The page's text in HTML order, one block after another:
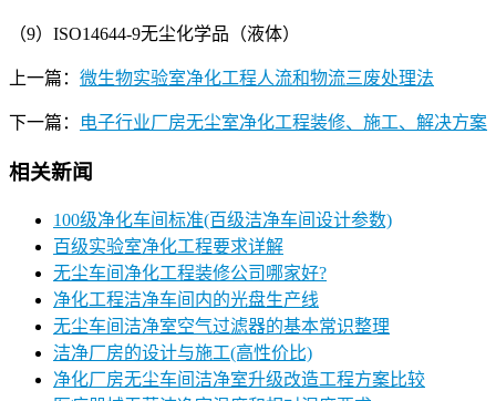
（9）ISO14644-9无尘化学品（液体）
上一篇： 微生物实验室净化工程人流和物流三废处理法
下一篇： 电子行业厂房无尘室净化工程装修、施工、解决方案
相关新闻
100级净化车间标准(百级洁净车间设计参数)
百级实验室净化工程要求详解
无尘车间净化工程装修公司哪家好?
净化工程洁净车间内的光盘生产线
无尘车间洁净室空气过滤器的基本常识整理
洁净厂房的设计与施工(高性价比)
净化厂房无尘车间洁净室升级改造工程方案比较